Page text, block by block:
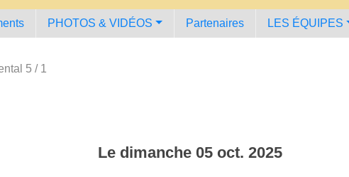
PHOTOS & VIDÉOS Partenaires LES ÉQUIPES
5 / 1
Le dimanche 05 oct. 2025